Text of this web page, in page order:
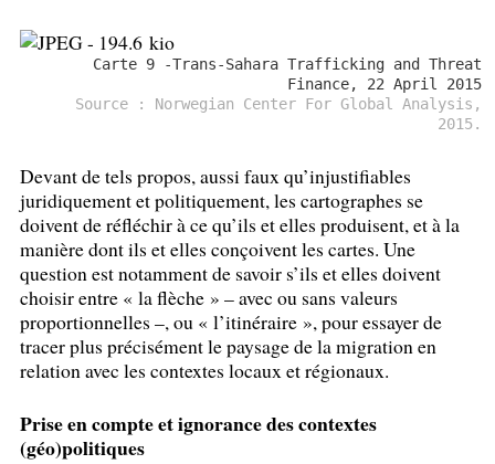
Carte 9 -Trans-Sahara Trafficking and Threat
Finance, 22 April 2015
Source : Norwegian Center For Global Analysis,
2015.
Devant de tels propos, aussi faux qu’injustifiables
juridiquement et politiquement, les cartographes se
doivent de réfléchir à ce qu’ils et elles produisent, et à la
manière dont ils et elles conçoivent les cartes. Une
question est notamment de savoir s’ils et elles doivent
choisir entre « la flèche » – avec ou sans valeurs
proportionnelles –, ou « l’itinéraire », pour essayer de
tracer plus précisément le paysage de la migration en
relation avec les contextes locaux et régionaux.
Prise en compte et ignorance des contextes
(géo)politiques